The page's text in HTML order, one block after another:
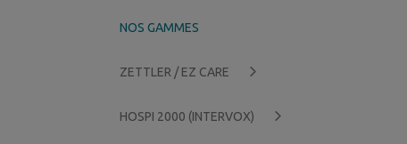
NOS GAMMES
ZETTLER / EZ CARE
HOSPI 2000 (INTERVOX)